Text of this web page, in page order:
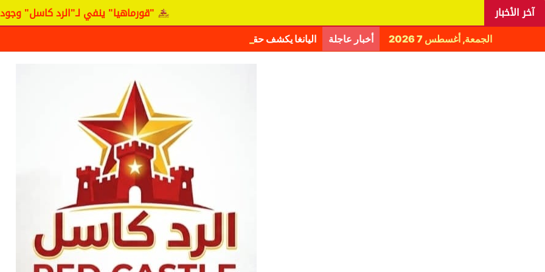
آخر الأخبار "قورماهيا" ينفي لـ"الرد كاسل" وجود مفاوضات
الجمعة, أغسطس 7 2026 أخبار عاجلة اليانغا يكشف حقيقة مفاوضات نجم المريخ